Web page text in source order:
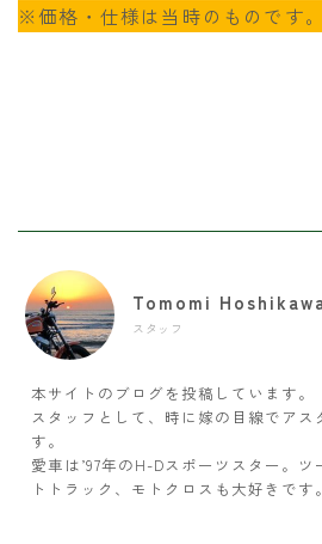
※価格・仕様は当時のものです。
Tomomi
スタッフ
本サイトのブログを投稿しています。
スタッフとして、時に嫁の目線でアス
す。
愛車は’97年のH-Dスポーツスター。
トトラック、モトクロスも大好きです